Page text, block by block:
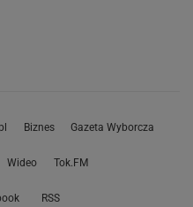
Biznes Gazeta Wyborcza
Wideo Tok.FM
RSS